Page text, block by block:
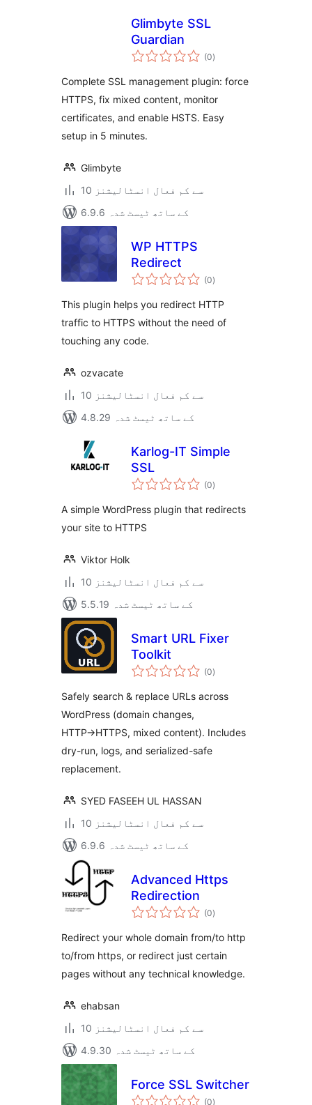
Glimbyte SSL
Guardian
(0مجموعی
درجہ
)
Complete SSL management plugin: force
HTTPS, fix mixed content, monitor
certificates, and enable HSTS. Easy
setup in 5 minutes.
Glimbyte
10 سے کم فعال انسٹالیشنز
6.9.6 کے ساتھ ٹیسٹ شدہ
WP HTTPS
Redirect
(0مجموعی
درجہ
)
This plugin helps you redirect HTTP
traffic to HTTPS without the need of
touching any code.
ozvacate
10 سے کم فعال انسٹالیشنز
4.8.29 کے ساتھ ٹیسٹ شدہ
Karlog-IT Simple
SSL
(0مجموعی
درجہ
)
A simple WordPress plugin that redirects
your site to HTTPS
Viktor Holk
10 سے کم فعال انسٹالیشنز
5.5.19 کے ساتھ ٹیسٹ شدہ
Smart URL Fixer
Toolkit
(0مجموعی
درجہ
)
Safely search & replace URLs across
WordPress (domain changes,
HTTP→HTTPS, mixed content). Includes
dry-run, logs, and serialized-safe
replacement.
SYED FASEEH UL HASSAN
10 سے کم فعال انسٹالیشنز
6.9.6 کے ساتھ ٹیسٹ شدہ
Advanced Https
Redirection
(0مجموعی
درجہ
)
Redirect your whole domain from/to http
to/from https, or redirect just certain
pages without any technical knowledge.
ehabsan
10 سے کم فعال انسٹالیشنز
4.9.30 کے ساتھ ٹیسٹ شدہ
Force SSL Switcher
(0مجموعی
)